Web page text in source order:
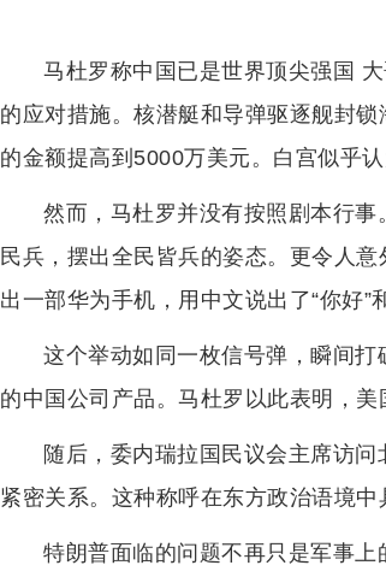
马杜罗称中国已是世界顶尖强国
的应对措施。核潜艇和导弹驱逐舰封
的金额提高到5000万美元。白宫似乎
然而，马杜罗并没有按照剧本行
民兵，摆出全民皆兵的姿态。更令人
出一部华为手机，用中文说出了“你好”和
这个举动如同一枚信号弹，瞬间
的中国公司产品。马杜罗以此表明，
随后，委内瑞拉国民议会主席访
紧密关系。这种称呼在东方政治语境
特朗普面临的问题不再只是军事上